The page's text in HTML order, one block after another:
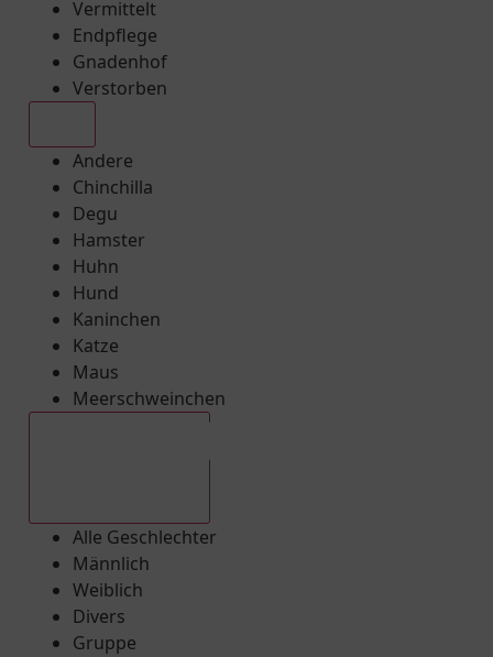
Vermittelt
Endpflege
Gnadenhof
Verstorben
Andere
Chinchilla
Degu
Hamster
Huhn
Hund
Kaninchen
Katze
Maus
Meerschweinchen
Alle Geschlechter
Männlich
Weiblich
Divers
Gruppe